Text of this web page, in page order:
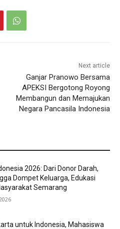
Next article
Ganjar Pranowo Bersama
APEKSI Bergotong Royong
Membangun dan Memajukan
Negara Pancasila Indonesia
2026: Dari Donor Darah,
Dompet Keluarga, Edukasi
Semarang
untuk Indonesia, Mahasiswa